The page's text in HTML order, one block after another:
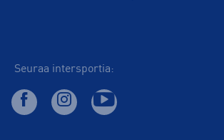
Seuraa intersportia: